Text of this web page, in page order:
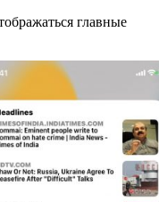
главные